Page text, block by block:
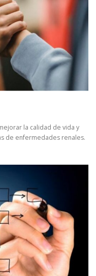
la calidad de vida y
de enfermedades renales.